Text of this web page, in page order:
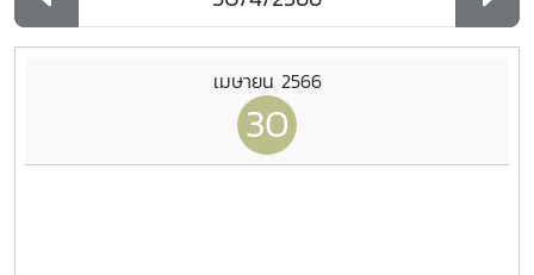
เมษายน 2566
30